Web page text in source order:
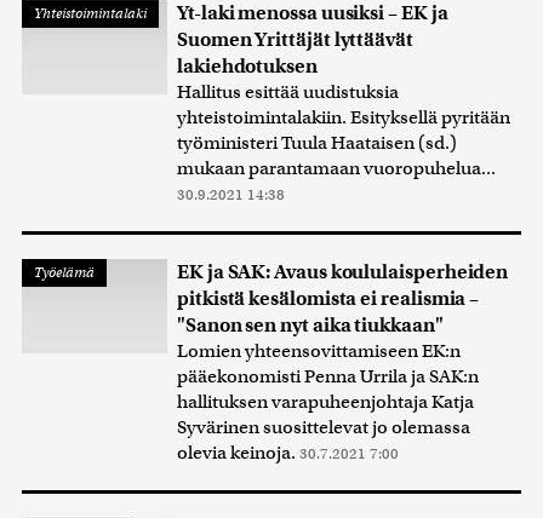
Yhteistoimintalaki
Yt-laki menossa uusiksi – EK ja
Suomen Yrittäjät lyttäävät
lakiehdotuksen
Hallitus esittää uudistuksia
yhteistoimintalakiin. Esityksellä pyritään
työministeri Tuula Haataisen (sd.)
mukaan parantamaan vuoropuhelua...
30.9.2021 14:38
Työelämä
EK ja SAK: Avaus koululaisperheiden
pitkistä kesälomista ei realismia –
"Sanon sen nyt aika tiukkaan"
Lomien yhteensovittamiseen EK:n
pääekonomisti Penna Urrila ja SAK:n
hallituksen varapuheenjohtaja Katja
Syvärinen suosittelevat jo olemassa
olevia keinoja. 30.7.2021 7:00